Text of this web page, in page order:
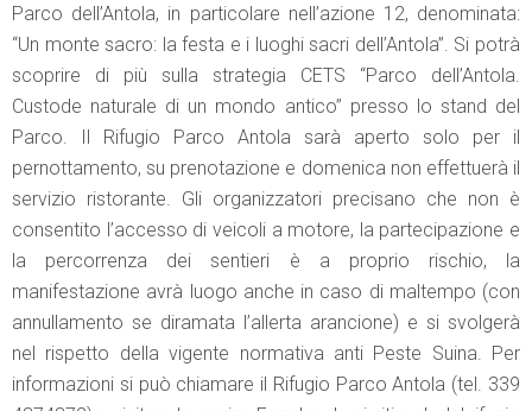
Parco dell’Antola, in particolare nell’azione 12, denominata:
“Un monte sacro: la festa e i luoghi sacri dell’Antola”. Si potrà
scoprire di più sulla strategia CETS “Parco dell’Antola.
Custode naturale di un mondo antico” presso lo stand del
Parco. Il Rifugio Parco Antola sarà aperto solo per il
pernottamento, su prenotazione e domenica non effettuerà il
servizio ristorante. Gli organizzatori precisano che non è
consentito l’accesso di veicoli a motore, la partecipazione e
la percorrenza dei sentieri è a proprio rischio, la
manifestazione avrà luogo anche in caso di maltempo (con
annullamento se diramata l’allerta arancione) e si svolgerà
nel rispetto della vigente normativa anti Peste Suina. Per
informazioni si può chiamare il Rifugio Parco Antola (tel. 339